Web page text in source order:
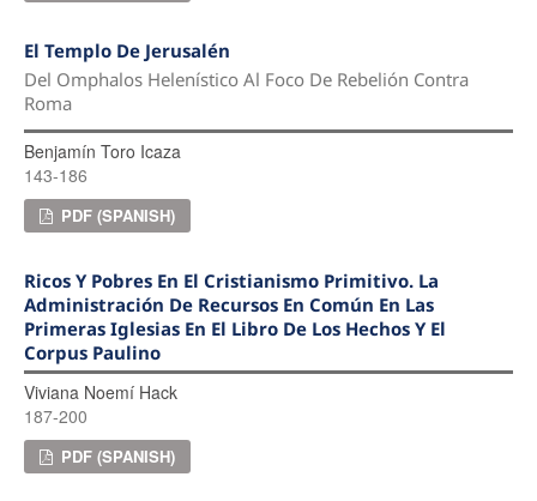
El Templo De Jerusalén
Del Omphalos Helenístico Al Foco De Rebelión Contra
Roma
Benjamín Toro Icaza
143-186
PDF (SPANISH)
Ricos Y Pobres En El Cristianismo Primitivo. La
Administración De Recursos En Común En Las
Primeras Iglesias En El Libro De Los Hechos Y El
Corpus Paulino
Viviana Noemí Hack
187-200
PDF (SPANISH)